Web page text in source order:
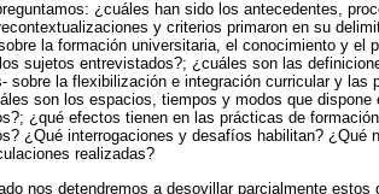
¿cuáles han sido los antecedentes,
y criterios primaron en su
la formación universitaria, el conocimiento y el
sujetos entrevistados?; ¿cuáles son las
sobre la flexibilización e integración curricular y las
son los espacios, tiempos y modos que
¿qué efectos tienen en las prácticas de
¿Qué interrogaciones y desafíos habilitan?
realizadas?
nos detendremos a desovillar parcialmente